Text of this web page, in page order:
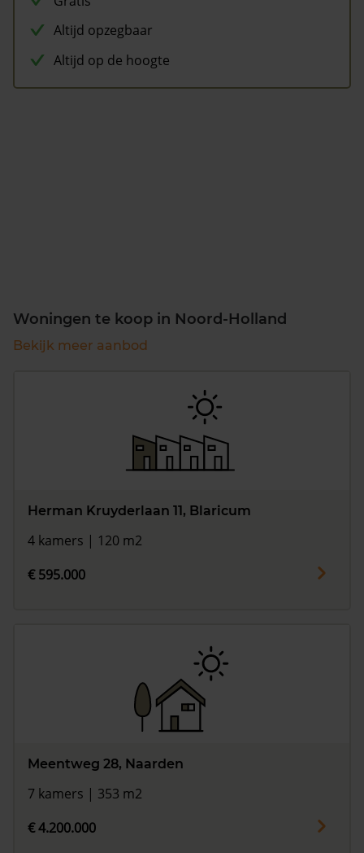
Altijd opzegbaar
Altijd op de hoogte
Woningen te koop in Noord-Holland
Bekijk meer aanbod
Herman Kruyderlaan 11, Blaricum
4 kamers | 120 m2
€ 595.000
Meentweg 28, Naarden
7 kamers | 353 m2
€ 4.200.000